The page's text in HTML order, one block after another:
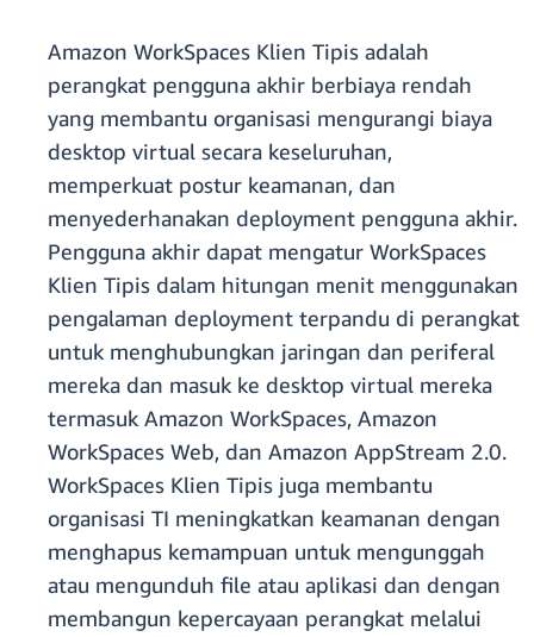
Amazon WorkSpaces Klien Tipis adalah
perangkat pengguna akhir berbiaya rendah
yang membantu organisasi mengurangi biaya
desktop virtual secara keseluruhan,
memperkuat postur keamanan, dan
menyederhanakan deployment pengguna akhir.
Pengguna akhir dapat mengatur WorkSpaces
Klien Tipis dalam hitungan menit menggunakan
pengalaman deployment terpandu di perangkat
untuk menghubungkan jaringan dan periferal
mereka dan masuk ke desktop virtual mereka
termasuk Amazon WorkSpaces, Amazon
WorkSpaces Web, dan Amazon AppStream 2.0.
WorkSpaces Klien Tipis juga membantu
organisasi TI meningkatkan keamanan dengan
menghapus kemampuan untuk mengunggah
atau mengunduh file atau aplikasi dan dengan
membangun kepercayaan perangkat melalui